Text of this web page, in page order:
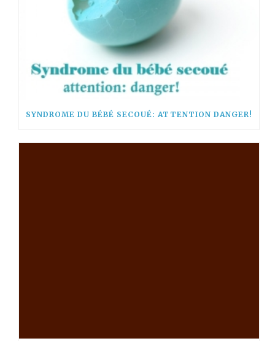
SYNDROME DU BÉBÉ SECOUÉ: ATTENTION DANGER!